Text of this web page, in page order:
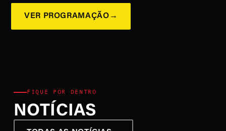
VER PROGRAMAÇÃO →
FIQUE POR DENTRO
NOTÍCIAS